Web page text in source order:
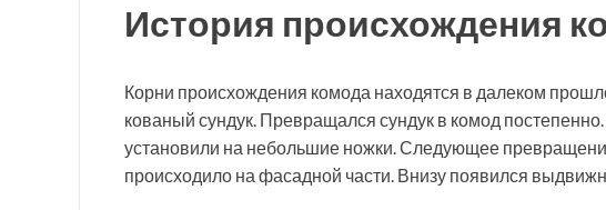
История происхождения
Корни происхождения комода находятся в далеком
кованый сундук. Превращался сундук в комод
установили на небольшие ножки. Следующее
происходило на фасадной части. Внизу появился